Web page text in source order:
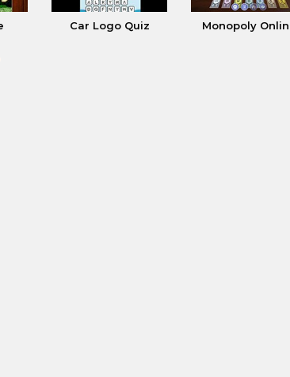
Car Logo Quiz Monopoly